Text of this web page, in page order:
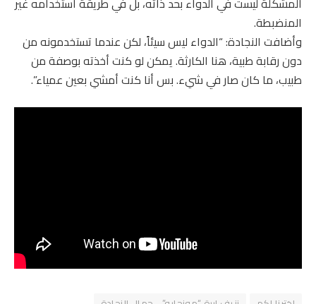
المنضبطة.
وأضافت النجادة: “الدواء ليس سيئاً، لكن عندما تستخدمونه من
دون رقابة طبية، هنا الكارثة. يمكن لو كنت أخذته بوصفة من
طبيب، ما كان صار في شيء. بس أنا كنت أمشي بعين عمياء”.